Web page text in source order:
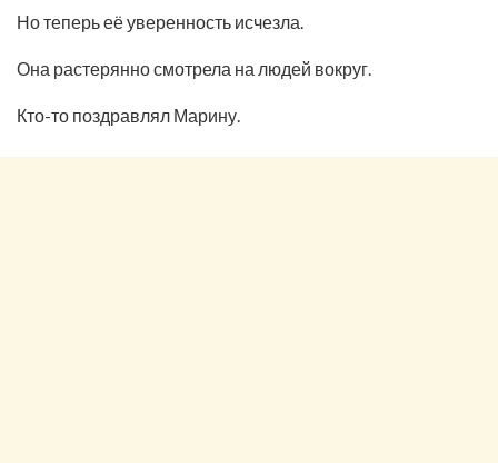
Но теперь её уверенность исчезла.
Она растерянно смотрела на людей вокруг.
Кто-то поздравлял Марину.